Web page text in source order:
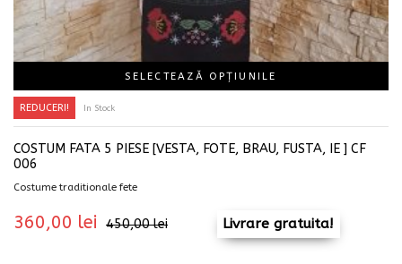
SELECTEAZĂ OPȚIUNILE
REDUCERI! In Stock
COSTUM FATA 5 PIESE [VESTA, FOTE, BRAU, FUSTA, IE ] CF
006
Costume traditionale fete
450,00lei
360,00 lei Livrare gratuita!